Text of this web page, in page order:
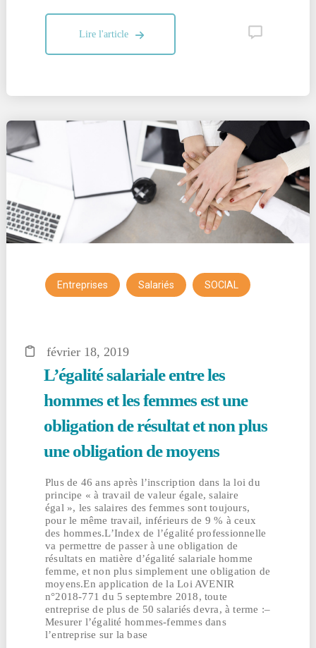
Lire l'article
Entreprises , Salariés , SOCIAL
février 18, 2019
L’égalité salariale entre les
hommes et les femmes est une
obligation de résultat et non plus
une obligation de moyens
Plus de 46 ans après l’inscription dans la loi du
principe « à travail de valeur égale, salaire
égal », les salaires des femmes sont toujours,
pour le même travail, inférieurs de 9 % à ceux
des hommes.L’Index de l’égalité professionnelle
va permettre de passer à une obligation de
résultats en matière d’égalité salariale homme
femme, et non plus simplement une obligation de
moyens.En application de la Loi AVENIR
n°2018-771 du 5 septembre 2018, toute
entreprise de plus de 50 salariés devra, à terme :–
Mesurer l’égalité hommes-femmes dans
l’entreprise sur la base